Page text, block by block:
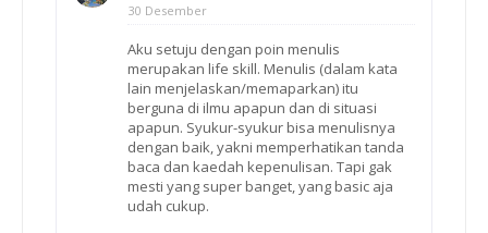
30 Desember
Aku setuju dengan poin menulis
merupakan life skill. Menulis (dalam kata
lain menjelaskan/memaparkan) itu
berguna di ilmu apapun dan di situasi
apapun. Syukur-syukur bisa menulisnya
dengan baik, yakni memperhatikan tanda
baca dan kaedah kepenulisan. Tapi gak
mesti yang super banget, yang basic aja
udah cukup.